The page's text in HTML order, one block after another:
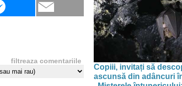
filtreaza comentariile
Copiii, invitați să
ascunsă din adâncuri